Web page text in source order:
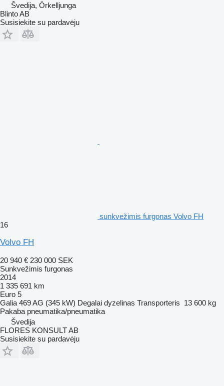
Švedija, Örkelljunga
Blinto AB
Susisiekite su pardavėju
sunkvežimis furgonas Volvo FH
16
Volvo FH
20 940 € 230 000 SEK
Sunkvežimis furgonas
2014
1 335 691 km
Euro 5
Galia 469 AG (345 kW) Degalai dyzelinas Transporteris 13 600 kg
Pakaba pneumatika/pneumatika
Švedija
FLORES KONSULT AB
Susisiekite su pardavėju